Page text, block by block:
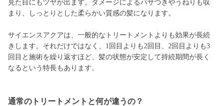
見た目にもツヤが出ます。ダメージによるパサつきやうねりも収
まり、しっとりとした柔らかい質感の髪になります。
サイエンスアクアは、一般的なトリートメントよりも効果が長続
きします。それだけではなく、1回目よりも2回目、2回目よりも3
回目と施術を繰り返すほど、髪の状態が安定して持続期間が長く
なるという特長もあります。
通常のトリートメントと何が違うの？